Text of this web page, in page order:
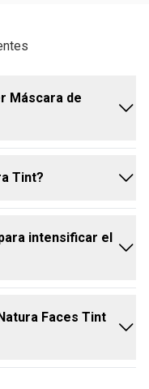
Máscara de
un efecto
al aplicar la
pestaña,
Tint?
con un
frotar,
intensificar el
e intenso, aplica
que todas las
Faces Tint